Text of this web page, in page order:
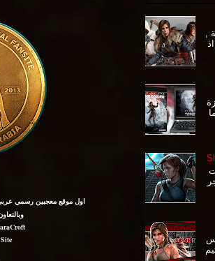
اول موقع معجبين رسمي
,
ستيشن 3 اكس